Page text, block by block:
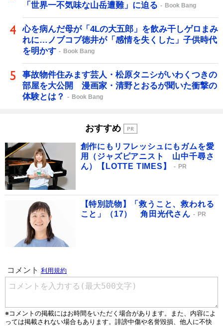
「世界一不気味な山岳遭難」に迫る
Book Bang
心を病んだ母が「4Lの大五郎」を飲み干しゲロまみ
れに…ノブコブ徳井が「感情を失くした」子供時代
を明かす
Book Bang
事故物件住みます芸人・松原タニシがいわくつきの
部屋を大公開 漫画家・清野とおるが聞いた衝撃の
体験とは？
Book Bang
おすすめ
創作にもリフレッシュにもガムを愛
用（ジャズピアニスト 山中千尋さ
ん）【LOTTE TIMES】
PR
【特別読物】「救うこと、救われる
こと」（17） 角田光代さん
PR